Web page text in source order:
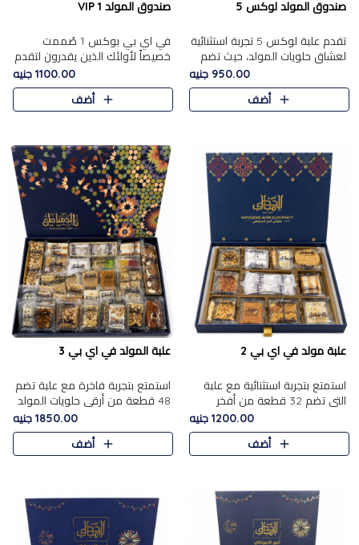
صندوق المولد لوكس 5
تقدم علبة لوكس 5 تجربة استثنائية
لعشاق حلويات المولد، حيث تضم
42 قطعة من تشكيلة فاخرة تجمع
بين أشهر الأصناف التقليدية وأصناف
مميزة مختارة بع..
950.00 جنيه
أضف
صندوق المولد VIP 1
في اي بي بوكس 1 صُممت
خصيصاً لأولئك الذين يقدرون لتقدم
تجربة استثنائية بوكس تجمع بين
أفخر حلويات المولد المصري مع
تشكيلة مختارة من الأصناف ..
1100.00 جنيه
أضف
علبة مولد في اي بي 2
استمتع بتجربة استثنائية مع علبة
التي تضم 32 قطعة من أفخر
حلويات المولد الشرقية، في تشكيلة
تجمع بين الأصالة والاختيارات
الفاخرة. تحتوي العلبة..
1200.00 جنيه
أضف
علبة المولد في اي بي 3
استمتع بتجربة فاخرة مع علبة تضم
48 قطعة من أرقى حلويات المولد
الشرقية، في تشكيلة تجمع بين
الأصناف التقليدية الفاخرة والاختيارات
1850.00 جنيه
أضف